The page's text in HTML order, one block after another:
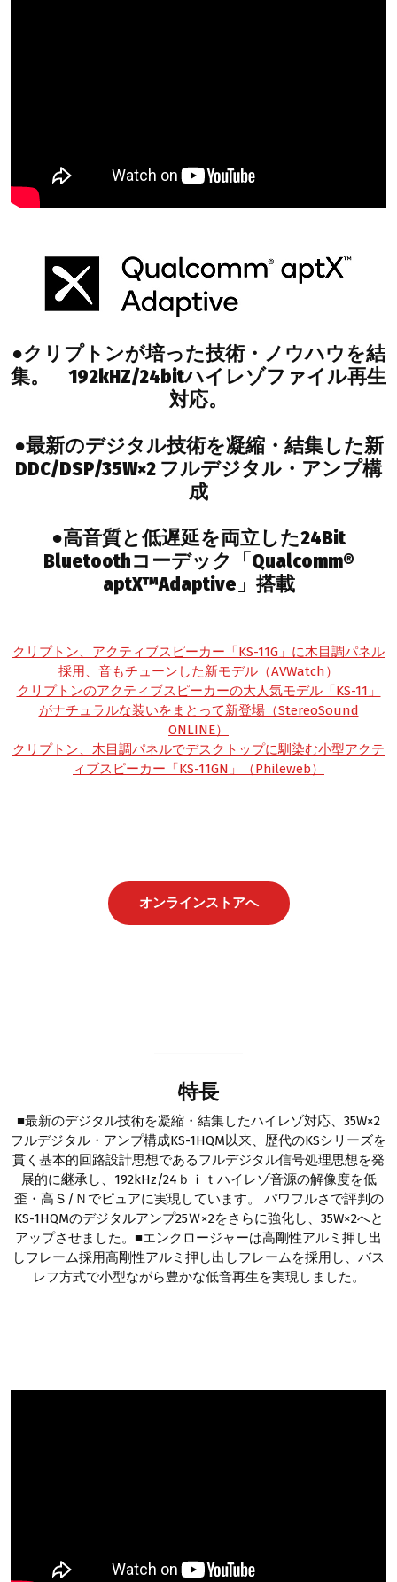
●クリプトンが培った技術・ノウハウを結
集。 192kHZ/24bitハイレゾファイル再生
対応。
●最新のデジタル技術を凝縮・結集した新
DDC/DSP/35W×2 フルデジタル・アンプ構
成
●高音質と低遅延を両立した24Bit
Bluetoothコーデック「Qualcomm®
aptX™Adaptive」搭載
クリプトン、アクティブスピーカー「KS-11G」に木目調パネル
採用、音もチューンした新モデル（AVWatch）
クリプトンのアクティブスピーカーの大人気モデル「KS-11」
がナチュラルな装いをまとって新登場（StereoSound
ONLINE）
クリプトン、木目調パネルでデスクトップに馴染む小型アクテ
ィブスピーカー「KS-11GN」（Phileweb）
オンラインストアへ
特長
■最新のデジタル技術を凝縮・結集したハイレゾ対応、35W×2
フルデジタル・アンプ構成KS-1HQM以来、歴代のKSシリーズを
貫く基本的回路設計思想であるフルデジタル信号処理思想を発
展的に継承し、192kHz/24ｂｉｔハイレゾ音源の解像度を低
歪・高Ｓ/Ｎでピュアに実現しています。 パワフルさで評判の
KS-1HQMのデジタルアンプ25Ｗ×2をさらに強化し、35W×2へと
アップさせました。■エンクロージャーは高剛性アルミ押し出
しフレーム採用高剛性アルミ押し出しフレームを採用し、バス
レフ方式で小型ながら豊かな低音再生を実現しました。